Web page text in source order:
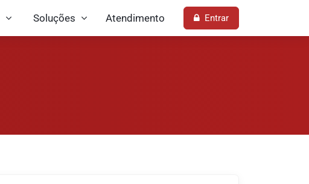
Soluções Atendimento Entrar